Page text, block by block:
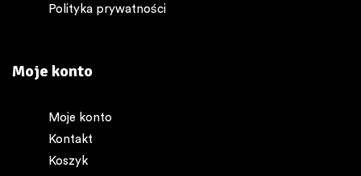
Polityka prywatności
Moje konto
Moje konto
Kontakt
Koszyk